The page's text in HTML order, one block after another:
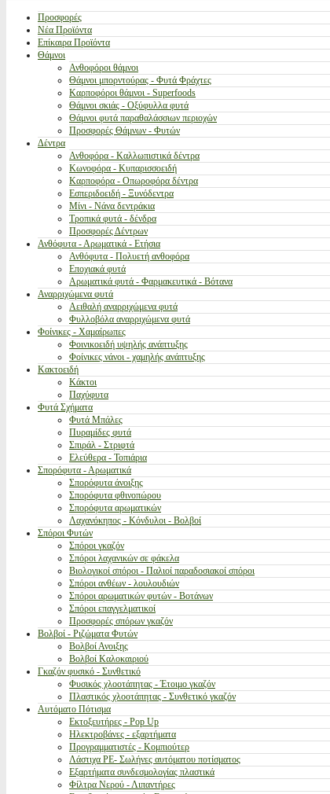
Προσφορές
Νέα Προϊόντα
Επίκαιρα Προϊόντα
Θάμνοι
Ανθοφόροι θάμνοι
Θάμνοι μπορντούρας - Φυτά Φράχτες
Καρποφόροι θάμνοι - Superfoods
Θάμνοι σκιάς - Οξύφυλλα φυτά
Θάμνοι φυτά παραθαλάσσιων περιοχών
Προσφορές Θάμνων - Φυτών
Δέντρα
Ανθοφόρα - Καλλωπιστικά δέντρα
Κωνοφόρα - Κυπαρισσοειδή
Καρποφόρα - Οπωροφόρα δέντρα
Εσπεριδοειδή - Ξυνόδεντρα
Μίνι - Νάνα δεντράκια
Τροπικά φυτά - δένδρα
Προσφορές Δέντρων
Ανθόφυτα - Αρωματικά - Ετήσια
Ανθόφυτα - Πολυετή ανθοφόρα
Εποχιακά φυτά
Αρωματικά φυτά - Φαρμακευτικά - Βότανα
Αναρριχώμενα φυτά
Αειθαλή αναρριχώμενα φυτά
Φυλλοβόλα αναρριχώμενα φυτά
Φοίνικες - Χαμαίρωπες
Φοινικοειδή υψηλής ανάπτυξης
Φοίνικες νάνοι - χαμηλής ανάπτυξης
Κακτοειδή
Κάκτοι
Παχύφυτα
Φυτά Σχήματα
Φυτά Μπάλες
Πυραμίδες φυτά
Σπιράλ - Στριφτά
Ελεύθερα - Τοπιάρια
Σπορόφυτα - Αρωματικά
Σπορόφυτα άνοιξης
Σπορόφυτα φθινοπώρου
Σπορόφυτα αρωματικών
Λαχανόκηπος - Κόνδυλοι - Βολβοί
Σπόροι Φυτών
Σπόροι γκαζόν
Σπόροι λαχανικών σε φάκελα
Βιολογικοί σπόροι - Παλιοί παραδοσιακοί σπόροι
Σπόροι ανθέων - λουλουδιών
Σπόροι αρωματικών φυτών - Βοτάνων
Σπόροι επαγγελματικοί
Προσφορές σπόρων γκαζόν
Βολβοί - Ριζώματα Φυτών
Βολβοί Ανοιξης
Βολβοί Καλοκαιριού
Γκαζόν φυσικό - Συνθετικό
Φυσικός χλοοτάπητας - Έτοιμο γκαζόν
Πλαστικός χλοοτάπητας - Συνθετικό γκαζόν
Αυτόματο Πότισμα
Εκτοξευτήρες - Pop Up
Ηλεκτροβάνες - εξαρτήματα
Προγραμματιστές - Κομπιούτερ
Λάστιχα PE- Σωλήνες αυτόματου ποτίσματος
Εξαρτήματα συνδεσμολογίας πλαστικά
Φίλτρα Νερού - Λιπαντήρες